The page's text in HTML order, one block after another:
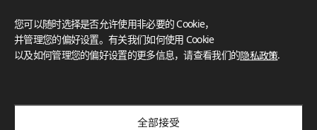
GM303Q5 GB110Q5
您可以随时选择是否允许使用非必要的 Cookie，
并管理您的偏好设置。有关我们如何使用 Cookie
以及如何管理您的偏好设置的更多信息，请查看我们的隐私政策.
全部接受